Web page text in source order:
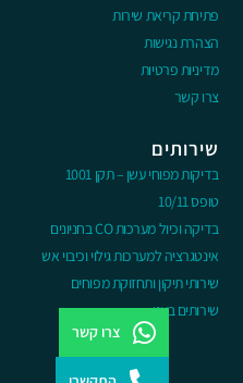
פתיחת קריאת שירות
הצהרת נגישות
מדיניות פרטיות
צרו קשר
שירותים
בדיקות מפוחי עשן – תקן 1001
טופס 10/11
בדיקה וכיול מערכות CO בחניונים
אינטגרציה למערכות גילוי וכיבוי אש
שירותי תיקון ותחזוקת מפוחים
שירותים בענן
צרו קשר